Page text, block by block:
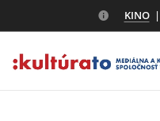
KINO|